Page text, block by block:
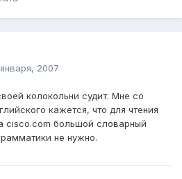
2007
колокольни судит. Мне со
кажется, что для чтения
cisco.com большой словарный
не нужно.